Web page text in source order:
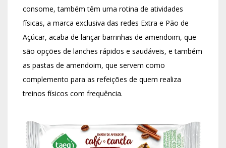
consome, também têm uma rotina de atividades
físicas, a marca exclusiva das redes Extra e Pão de
Açúcar, acaba de lançar barrinhas de amendoim, que
são opções de lanches rápidos e saudáveis, e também
as pastas de amendoim, que servem como
complemento para as refeições de quem realiza
treinos físicos com frequência.